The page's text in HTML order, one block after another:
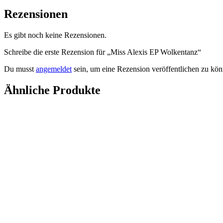
Rezensionen
Es gibt noch keine Rezensionen.
Schreibe die erste Rezension für „Miss Alexis EP Wolkentanz“
Du musst angemeldet sein, um eine Rezension veröffentlichen zu
Ähnliche Produkte